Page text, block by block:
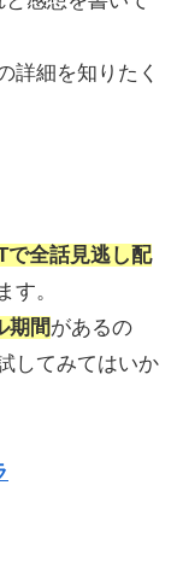
詳細を知りたく
で全話見逃し配
す。
期間があるの
してみてはいか